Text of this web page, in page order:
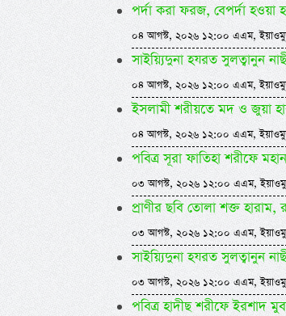
পর্দা করা ফরজ, বেপর্দা হওয়া
০৪ আগস্ট, ২০২৬ ১২:০০ এএম, ইয়াওমুছ
সাইয়্যিদুনা হযরত সুলত্বানুন
০৪ আগস্ট, ২০২৬ ১২:০০ এএম, ইয়াওমুছ
ইসলামী শরীয়তে মদ ও জুয়া
০৪ আগস্ট, ২০২৬ ১২:০০ এএম, ইয়াওমুছ
পবিত্র সূরা ফাতিহা শরীফে
০৩ আগস্ট, ২০২৬ ১২:০০ এএম,
প্রাণীর ছবি তোলা শক্ত হারাম,
০৩ আগস্ট, ২০২৬ ১২:০০ এএম,
সাইয়্যিদুনা হযরত সুলত্বানুন
০৩ আগস্ট, ২০২৬ ১২:০০ এএম,
পবিত্র হাদীছ শরীফে ইরশাদ